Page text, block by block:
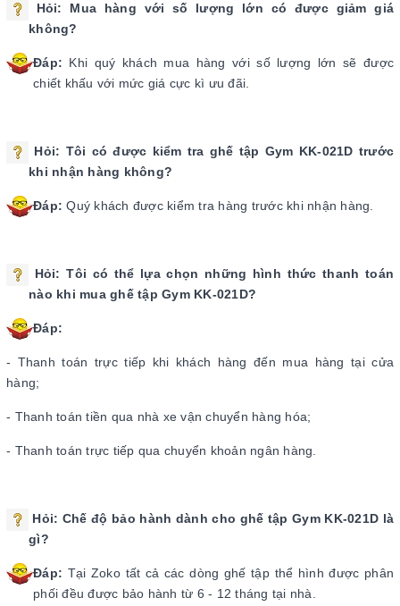
Hỏi: Mua hàng với số lượng lớn có được giảm giá
không?
Đáp: Khi quý khách mua hàng với số lượng lớn sẽ được
chiết khấu với mức giá cực kì ưu đãi.
Hỏi: Tôi có được kiểm tra ghế tập Gym KK-021D trước
khi nhận hàng không?
Đáp: Quý khách được kiểm tra hàng trước khi nhận hàng.
Hỏi: Tôi có thể lựa chọn những hình thức thanh toán
nào khi mua ghế tập Gym KK-021D?
Đáp:
- Thanh toán trực tiếp khi khách hàng đến mua hàng tại cửa
hàng;
- Thanh toán tiền qua nhà xe vận chuyển hàng hóa;
- Thanh toán trực tiếp qua chuyển khoản ngân hàng.
Hỏi: Chế độ bảo hành dành cho ghế tập Gym KK-021D là
gì?
Đáp: Tại Zoko tất cả các dòng ghế tập thể hình được phân
phối đều được bảo hành từ 6 - 12 tháng tại nhà.